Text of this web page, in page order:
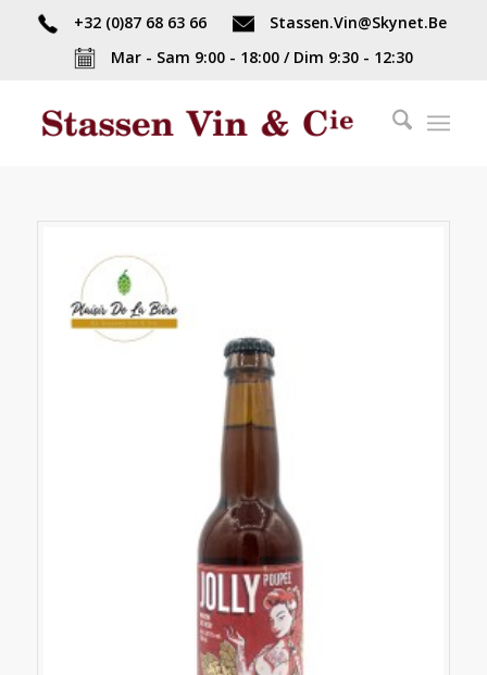
+32 (0)87 68 63 66
Stassen.Vin@Skynet.Be
Mar - Sam 9:00 - 18:00 / Dim 9:30 - 12:30